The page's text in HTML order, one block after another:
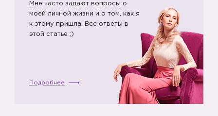
Мне часто задают вопросы о
моей личной жизни и о том, как я
к этому пришла. Все ответы в
этой статье ;)
Подробнее